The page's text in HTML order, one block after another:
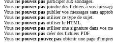
Vous ne pouvez pas participer aux sondages.
Vous ne pouvez pas joindre des fichiers à vos
Vous ne pouvez pas publier vos messages sans
Vous ne pouvez pas utiliser ce type de sujet.
Vous ne pouvez pas utiliser le HTML.
Vous ne pouvez pas utiliser une signature dans vos
Vous ne pouvez pas créer des fichiers PDF.
Vous ne pouvez pouvez pas obtenir une page